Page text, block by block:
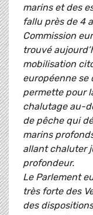
marins et des
fallu près de 4
Commission
trouvé
mobilisation
européenne se
permette pour
chalutage au-
de pêche qui
marins
allant chaluter
profondeur.
Le Parlement
très forte des
des